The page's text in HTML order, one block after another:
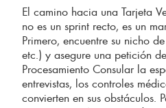
El camino hacia una Tarjeta
no es un sprint recto, es un
Primero, encuentre su nicho
etc.) y asegure una petición
Procesamiento Consular la
entrevistas, los controles
convierten en sus obstáculos.